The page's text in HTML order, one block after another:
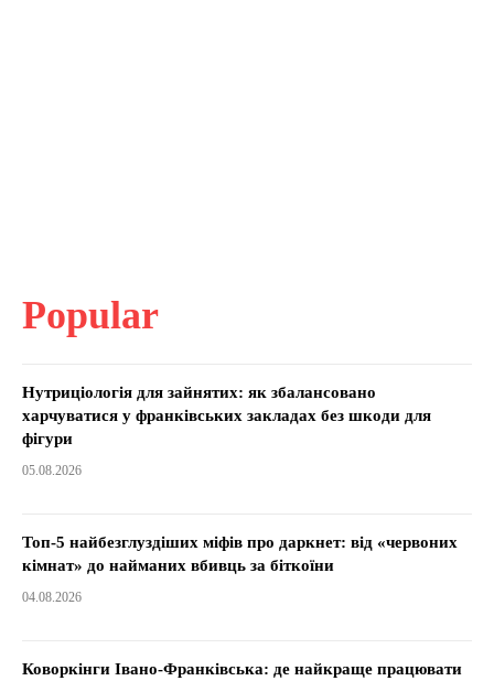
Popular
Нутриціологія для зайнятих: як збалансовано
харчуватися у франківських закладах без шкоди для
фігури
05.08.2026
Топ-5 найбезглуздіших міфів про даркнет: від «червоних
кімнат» до найманих вбивць за біткоїни
04.08.2026
Коворкінги Івано-Франківська: де найкраще працювати